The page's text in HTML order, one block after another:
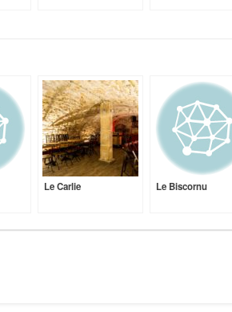
Le Carlie Le Biscornu